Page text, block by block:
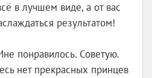
в лучшем виде, а от вас
результатом!
понравилось. Советую.
нет прекрасных принцев